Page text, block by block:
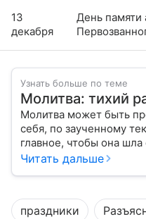
13
декабря
День памяти
Узнать больше по теме
Молитва: тихий
Молитва может быть
себя, по заученному
главное, чтобы она
значении молитв — в
Читать дальше
праздники